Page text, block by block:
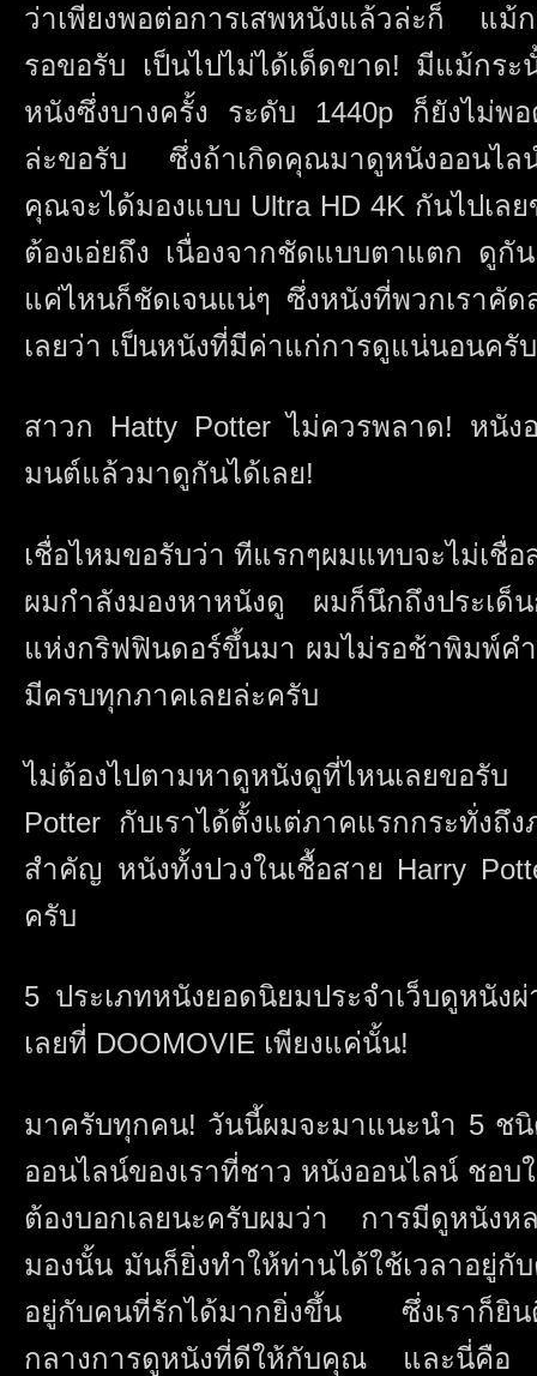
ว่าเพียงพอต่อการเสพหนังแล้วล่ะก็ แม้
รอขอรับ เป็นไปไม่ได้เด็ดขาด! มีแม้กร
หนังซึ่งบางครั้ง ระดับ 1440p ก็ยังไม่พ
ล่ะขอรับ ซึ่งถ้าเกิดคุณมาดูหนังออนไลน์
คุณจะได้มองแบบ Ultra HD 4K กันไปเ
ต้องเอ่ยถึง เนื่องจากชัดแบบตาแตก ดูกั
แค่ไหนก็ชัดเจนแน่ๆ ซึ่งหนังที่พวกเราคั
เลยว่า เป็นหนังที่มีค่าแก่การดูแน่นอนครับ
สาวก Hatty Potter ไม่ควรพลาด! หนัง
มนต์แล้วมาดูกันได้เลย!
เชื่อไหมขอรับว่า ทีแรกๆผมแทบจะไม่เชื่
ผมกำลังมองหาหนังดู ผมก็นึกถึงประเด็
แห่งกริฟฟินดอร์ขึ้นมา ผมไม่รอช้าพิมพ์คำ
มีครบทุกภาคเลยล่ะครับ
ไม่ต้องไปตามหาดูหนังดูที่ไหนเลยขอ
Potter กับเราได้ตั้งแต่ภาคแรกกระทั่งถึ
สำคัญ หนังทั้งปวงในเชื้อสาย Harry
ครับ
5 ประเภทหนังยอดนิยมประจำเว็บดูหนัง
เลยที่ DOOMOVIE เพียงแค่นั้น!
มาครับทุกคน! วันนี้ผมจะมาแนะนำ 5 ชนิ
ออนไลน์ของเราที่ชาว หนังออนไลน์ ชอ
ต้องบอกเลยนะครับผมว่า การมีดูหนังห
มองนั้น มันก็ยิ่งทำให้ท่านได้ใช้เวลาอยู่กั
อยู่กับคนที่รักได้มากยิ่งขึ้น ซึ่งเราก็ยิน
กลางการดูหนังที่ดีให้กับคุณ และนี่คื